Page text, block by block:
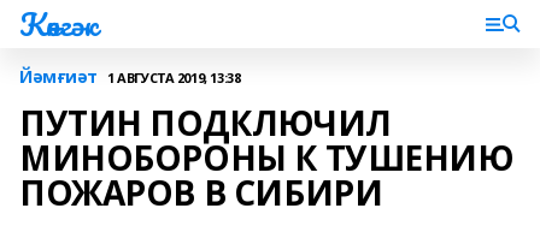
Көнгәк
Йәмғиәт 1 АВГУСТА 2019, 13:38
ПУТИН ПОДКЛЮЧИЛ
МИНОБОРОНЫ К ТУШЕНИЮ
ПОЖАРОВ В СИБИРИ